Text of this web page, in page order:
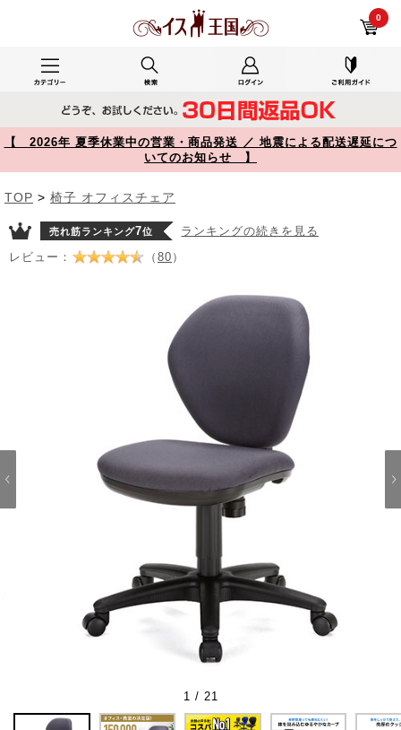
0
【 2026年 夏季休業中の営業・商品発送 ／ 地震による配送遅延につ
いてのお知らせ 】
TOP > 椅子 オフィスチェア
売れ筋ランキング7位
ランキングの続きを見る
レビュー：
（ 80 ）
1 / 21